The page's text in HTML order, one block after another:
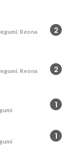
2
, Reona
2
, Reona
1
1